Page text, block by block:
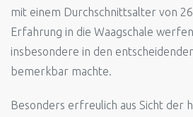
mit einem Durchschnittsalter von
Erfahrung in die Waagschale
insbesondere in den
bemerkbar machte.
Besonders erfreulich aus Sicht der